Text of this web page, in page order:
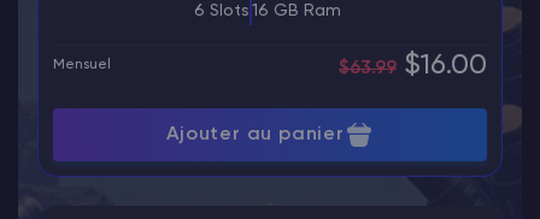
6 Slots 16 GB Ram
Mensuel $63.99 $16.00
Ajouter au panier